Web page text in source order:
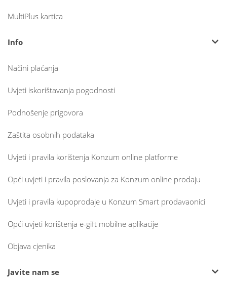
MultiPlus kartica
Info
Načini plaćanja
Uvjeti iskorištavanja pogodnosti
Podnošenje prigovora
Zaštita osobnih podataka
Uvjeti i pravila korištenja Konzum online platforme
Opći uvjeti i pravila poslovanja za Konzum online prodaju
Uvjeti i pravila kupoprodaje u Konzum Smart prodavaonici
Opći uvjeti korištenja e-gift mobilne aplikacije
Objava cjenika
Javite nam se